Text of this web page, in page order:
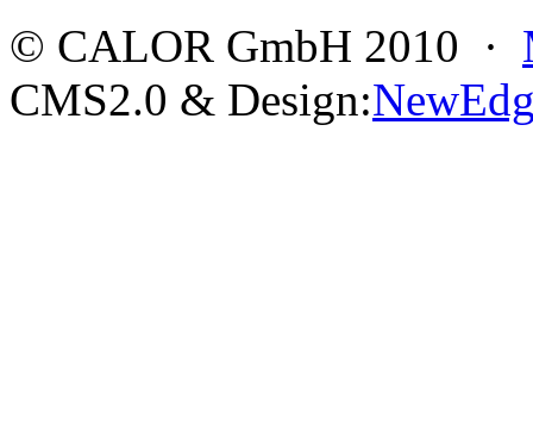
© CALOR GmbH 2010 ·
CMS2.0 & Design: